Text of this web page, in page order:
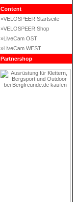
Content
»VELOSPEER Startseite
»VELOSPEER Shop
»LiveCam OST
»LiveCam WEST
Partnershop